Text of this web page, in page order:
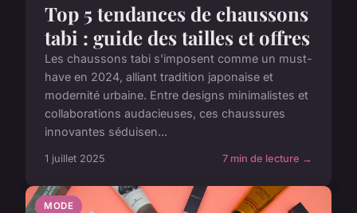
Top 5 tendances de chaussons
tabi : guide des tailles et offres
Les chaussons tabi s'imposent comme un must-
have en 2024, alliant tradition japonaise et
modernité urbaine. Entre designs minimalistes et
collaborations audacieuses, ces chaussures
innovantes séduisen...
1 juillet 2025 7 min de lecture →
MODE